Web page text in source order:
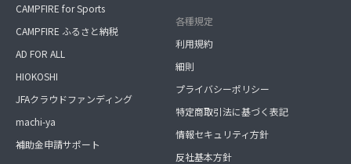
CAMPFIRE for Sports
CAMPFIRE ふるさと納税
AD FOR ALL
HIOKOSHI
JFAクラウドファンディング
machi-ya
補助金申請サポート
各種規定
利用規約
細則
プライバシーポリシー
特定商取引法に基づく表記
情報セキュリティ方針
反社基本方針